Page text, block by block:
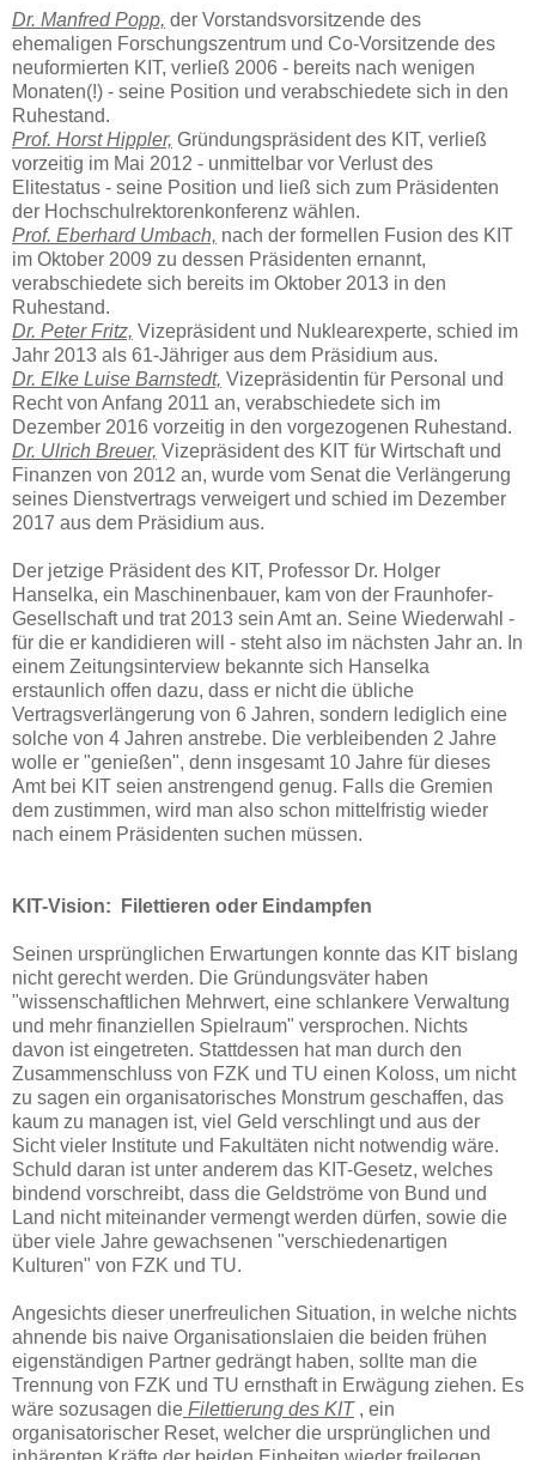
Dr. Manfred Popp, der Vorstandsvorsitzende des
ehemaligen Forschungszentrum und Co-Vorsitzende des
neuformierten KIT, verließ 2006 - bereits nach wenigen
Monaten(!) - seine Position und verabschiedete sich in den
Ruhestand.
Prof. Horst Hippler, Gründungspräsident des KIT, verließ
vorzeitig im Mai 2012 - unmittelbar vor Verlust des
Elitestatus - seine Position und ließ sich zum Präsidenten
der Hochschulrektorenkonferenz wählen.
Prof. Eberhard Umbach, nach der formellen Fusion des KIT
im Oktober 2009 zu dessen Präsidenten ernannt,
verabschiedete sich bereits im Oktober 2013 in den
Ruhestand.
Dr. Peter Fritz, Vizepräsident und Nuklearexperte, schied im
Jahr 2013 als 61-Jähriger aus dem Präsidium aus.
Dr. Elke Luise Barnstedt, Vizepräsidentin für Personal und
Recht von Anfang 2011 an, verabschiedete sich im
Dezember 2016 vorzeitig in den vorgezogenen Ruhestand.
Dr. Ulrich Breuer, Vizepräsident des KIT für Wirtschaft und
Finanzen von 2012 an, wurde vom Senat die Verlängerung
seines Dienstvertrags verweigert und schied im Dezember
2017 aus dem Präsidium aus.
Der jetzige Präsident des KIT, Professor Dr. Holger
Hanselka, ein Maschinenbauer, kam von der Fraunhofer-
Gesellschaft und trat 2013 sein Amt an. Seine Wiederwahl -
für die er kandidieren will - steht also im nächsten Jahr an. In
einem Zeitungsinterview bekannte sich Hanselka
erstaunlich offen dazu, dass er nicht die übliche
Vertragsverlängerung von 6 Jahren, sondern lediglich eine
solche von 4 Jahren anstrebe. Die verbleibenden 2 Jahre
wolle er "genießen", denn insgesamt 10 Jahre für dieses
Amt bei KIT seien anstrengend genug. Falls die Gremien
dem zustimmen, wird man also schon mittelfristig wieder
nach einem Präsidenten suchen müssen.
KIT-Vision: Filettieren oder Eindampfen
Seinen ursprünglichen Erwartungen konnte das KIT bislang
nicht gerecht werden. Die Gründungsväter haben
"wissenschaftlichen Mehrwert, eine schlankere Verwaltung
und mehr finanziellen Spielraum" versprochen. Nichts
davon ist eingetreten. Stattdessen hat man durch den
Zusammenschluss von FZK und TU einen Koloss, um nicht
zu sagen ein organisatorisches Monstrum geschaffen, das
kaum zu managen ist, viel Geld verschlingt und aus der
Sicht vieler Institute und Fakultäten nicht notwendig wäre.
Schuld daran ist unter anderem das KIT-Gesetz, welches
bindend vorschreibt, dass die Geldströme von Bund und
Land nicht miteinander vermengt werden dürfen, sowie die
über viele Jahre gewachsenen "verschiedenartigen
Kulturen" von FZK und TU.
Angesichts dieser unerfreulichen Situation, in welche nichts
ahnende bis naive Organisationslaien die beiden frühen
eigenständigen Partner gedrängt haben, sollte man die
Trennung von FZK und TU ernsthaft in Erwägung ziehen. Es
wäre sozusagen die Filettierung des KIT, ein
organisatorischer Reset, welcher die ursprünglichen und